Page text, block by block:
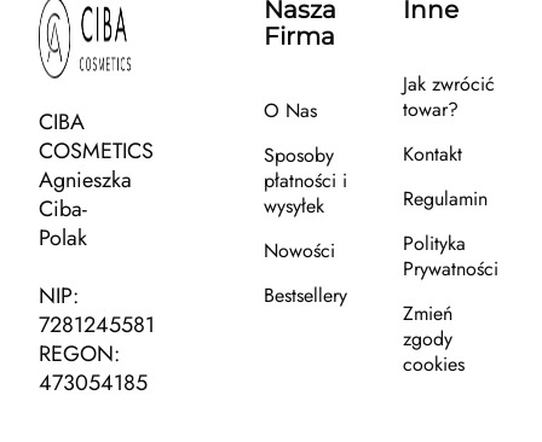
CIBA
COSMETICS
Agnieszka
Ciba-
Polak
NIP:
7281245581
REGON:
473054185
Nasza
Firma
O Nas
Sposoby
płatności i
wysyłek
Nowości
Bestsellery
Inne
Jak zwrócić
towar?
Kontakt
Regulamin
Polityka
Prywatności
Zmień
zgody
cookies